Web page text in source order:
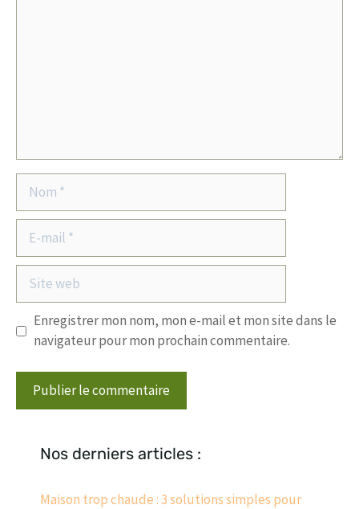
mail
Site
web
Enregistrer mon nom, mon e-mail et mon site dans le
navigateur pour mon prochain commentaire.
Nos derniers articles :
Maison trop chaude : 3 solutions simples pour